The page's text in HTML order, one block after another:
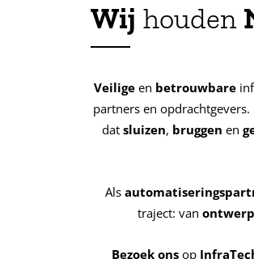
Wij houden
Veilige en betrouwbare
partners en opdrachtgevers.
dat sluizen, bruggen en
Als
traject: van
Bezoek onsop